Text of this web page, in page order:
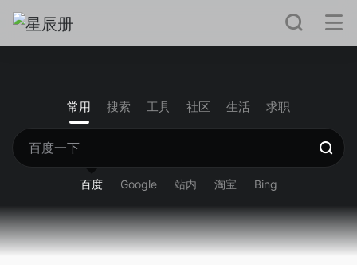
常用 搜索 工具 社区 生活 求职
百度 Google 站内 淘宝 Bing